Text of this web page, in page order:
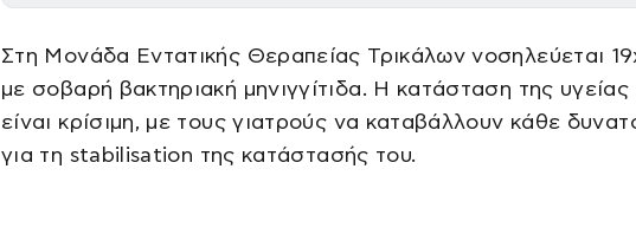
Στη Μονάδα Εντατικής Θεραπείας Τρικάλων νοσηλεύεται
με σοβαρή βακτηριακή μηνιγγίτιδα. Η κατάσταση της υγείας
είναι κρίσιμη, με τους γιατρούς να καταβάλλουν κάθε
για τη stabilisation της κατάστασής του.